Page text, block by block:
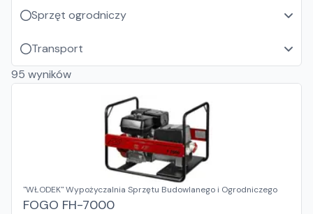
Sprzęt ogrodniczy
Transport
95 wyników
"WŁODEK" Wypożyczalnia Sprzętu Budowlanego i Ogrodniczego
FOGO FH-7000